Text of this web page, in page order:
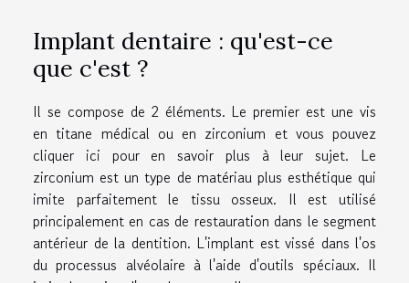
Implant dentaire : qu'est-ce
que c'est ?
Il se compose de 2 éléments. Le premier est une vis
en titane médical ou en zirconium et vous pouvez
cliquer ici pour en savoir plus à leur sujet. Le
zirconium est un type de matériau plus esthétique qui
imite parfaitement le tissu osseux. Il est utilisé
principalement en cas de restauration dans le segment
antérieur de la dentition. L'implant est vissé dans l'os
du processus alvéolaire à l'aide d'outils spéciaux. Il